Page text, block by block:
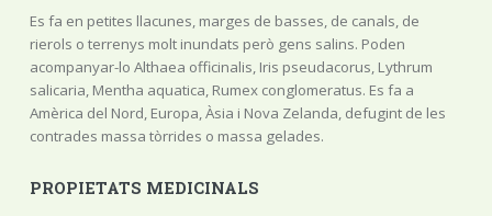
Es fa en petites llacunes, marges de basses, de canals, de
rierols o terrenys molt inundats però gens salins. Poden
acompanyar-lo Althaea officinalis, Iris pseudacorus, Lythrum
salicaria, Mentha aquatica, Rumex conglomeratus. Es fa a
Amèrica del Nord, Europa, Àsia i Nova Zelanda, defugint de les
contrades massa tòrrides o massa gelades.
PROPIETATS MEDICINALS